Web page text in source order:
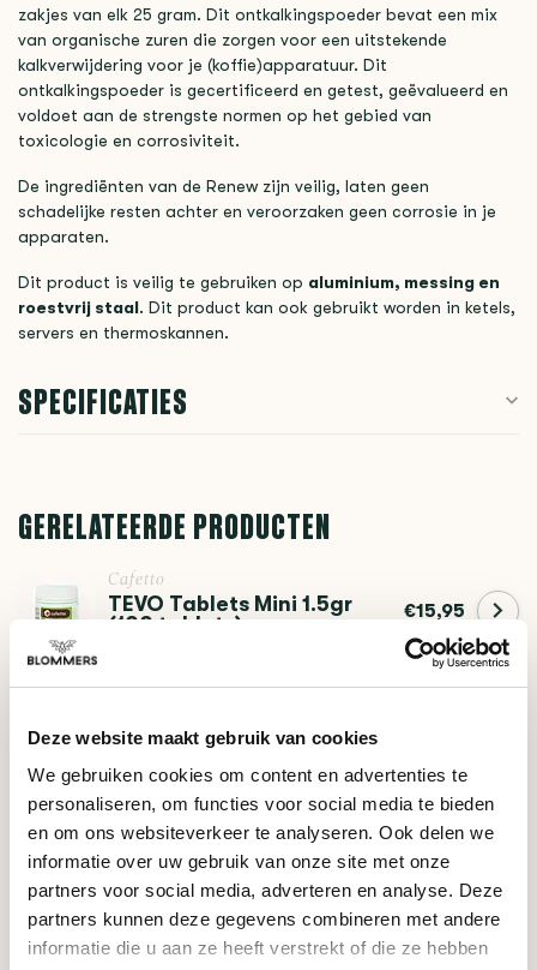
Deze website maakt gebruik van cookies
We gebruiken cookies om content en advertenties te
personaliseren, om functies voor social media te bieden
en om ons websiteverkeer te analyseren. Ook delen we
informatie over uw gebruik van onze site met onze
partners voor social media, adverteren en analyse. Deze
partners kunnen deze gegevens combineren met andere
informatie die u aan ze heeft verstrekt of die ze hebben
zakjes van elk 25 gram. Dit ontkalkingspoeder bevat een mix
van organische zuren die zorgen voor een uitstekende
kalkverwijdering voor je (koffie)apparatuur. Dit
ontkalkingspoeder is gecertificeerd en getest, geëvalueerd en
voldoet aan de strengste normen op het gebied van
toxicologie en corrosiviteit.
De ingrediënten van de Renew zijn veilig, laten geen
schadelijke resten achter en veroorzaken geen corrosie in je
apparaten.
Dit product is veilig te gebruiken op aluminium, messing en
roestvrij staal. Dit product kan ook gebruikt worden in ketels,
servers en thermoskannen.
SPECIFICATIES
GERELATEERDE PRODUCTEN
Cafetto
TEVO Tablets Mini 1.5gr
(100 tablets)
€15,95
Milk Cleaner MFC Green
Organic (1 Liter)
HULP NODIG BIJ JE KEUZE?
Onze koffie-expert helpt je graag verder!